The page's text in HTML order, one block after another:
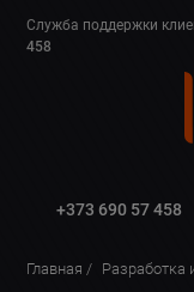
Служба поддержки
458
+373 690 57 458
Главная Разработка